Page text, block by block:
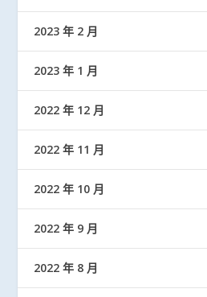
2023 年 2 月
2023 年 1 月
2022 年 12 月
2022 年 11 月
2022 年 10 月
2022 年 9 月
2022 年 8 月